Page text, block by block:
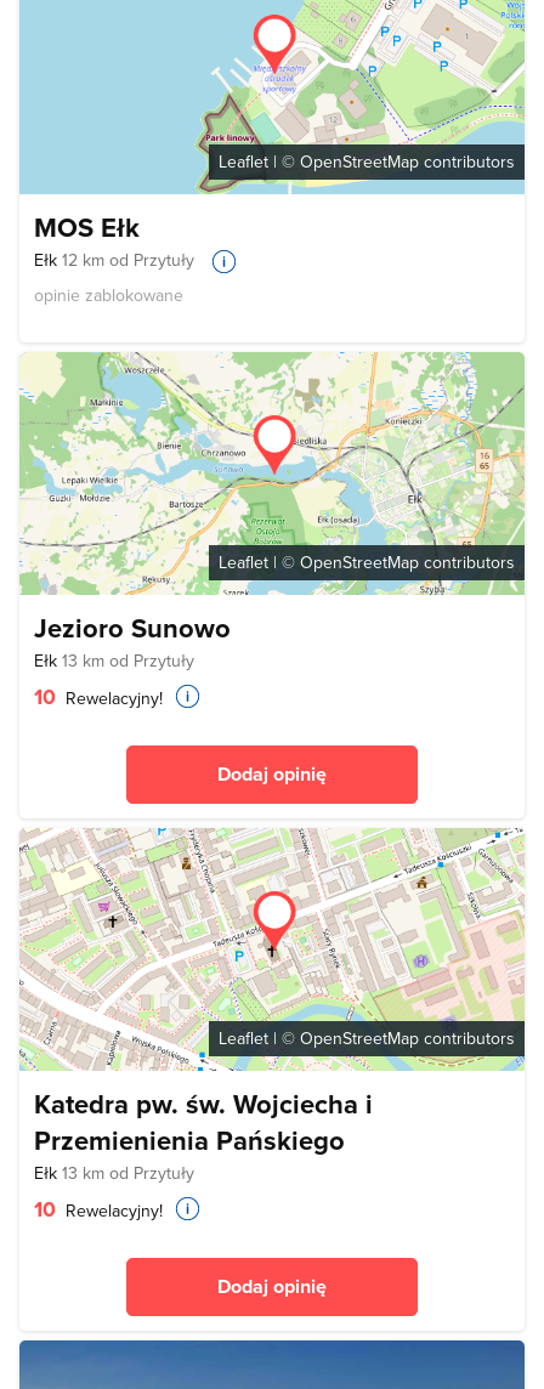
Leaflet | © OpenStreetMap contributors
MOS Ełk
Ełk 12 km od Przytuły
opinie zablokowane
Leaflet | © OpenStreetMap contributors
Jezioro Sunowo
Ełk 13 km od Przytuły
10 Rewelacyjny!
Dodaj opinię
Leaflet | © OpenStreetMap contributors
Katedra pw. św. Wojciecha i
Przemienienia Pańskiego
Ełk 13 km od Przytuły
10 Rewelacyjny!
Dodaj opinię